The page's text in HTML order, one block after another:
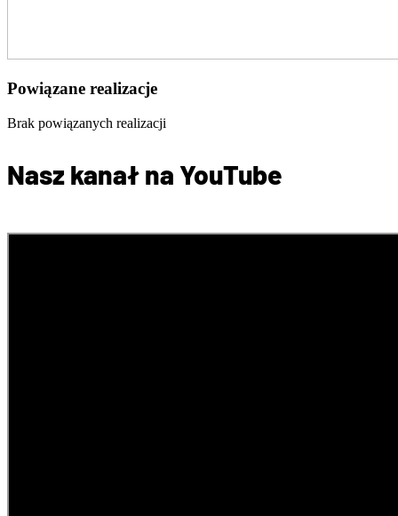
Powiązane realizacje
Brak powiązanych realizacji
Nasz kanał na YouTube